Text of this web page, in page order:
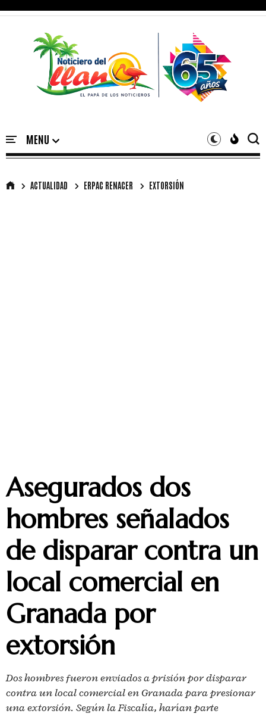
ACTUALIDAD ERPAC RENACER EXTORSIÓN
Asegurados dos
hombres señalados
de disparar contra un
local comercial en
Granada por
extorsión
Dos hombres fueron enviados a prisión por disparar
contra un local comercial en Granada para presionar
una extorsión. Según la Fiscalía, harían parte